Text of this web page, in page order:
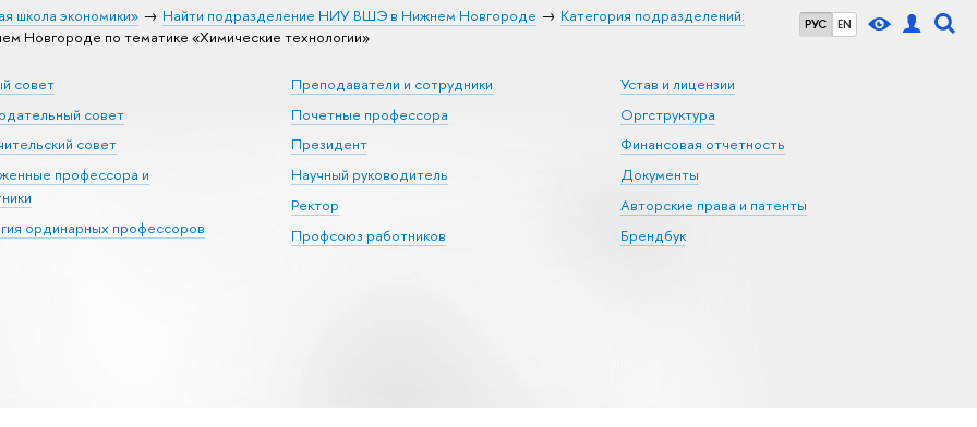
РУС EN
школа экономики» Найти подразделение НИУ ВШЭ в Нижнем Новгороде
Категория подразделений:
Новгороде по тематике «Химические технологии»
совет
совет
совет
профессора и
ординарных профессоров
Преподаватели и сотрудники
Почетные профессора
Президент
Научный руководитель
Ректор
Профсоюз работников
Устав и лицензии
Оргструктура
Финансовая отчетность
Документы
Авторские права и патенты
Брендбук